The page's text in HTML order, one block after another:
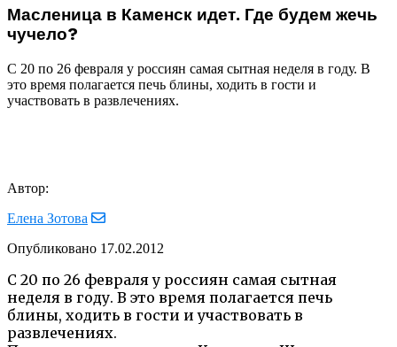
Масленица в Каменск идет. Где будем жечь
чучело?
С 20 по 26 февраля у россиян самая сытная неделя в году. В
это время полагается печь блины, ходить в гости и
участвовать в развлечениях.
Автор:
Елена Зотова
Опубликовано 17.02.2012
С 20 по 26 февраля у россиян самая сытная
неделя в году. В это время полагается печь
блины, ходить в гости и участвовать в
развлечениях.